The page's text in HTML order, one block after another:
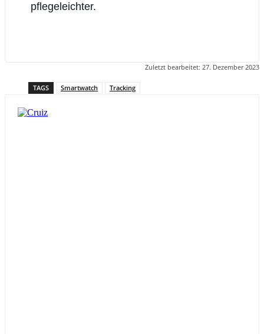
pflegeleichter.
Zuletzt bearbeitet: 27. Dezember 2023
TAGS Smartwatch Tracking